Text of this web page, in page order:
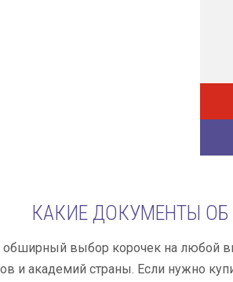
КАКИЕ ДОКУМЕНТЫ
обширный выбор корочек на любой
и академий страны. Если нужно